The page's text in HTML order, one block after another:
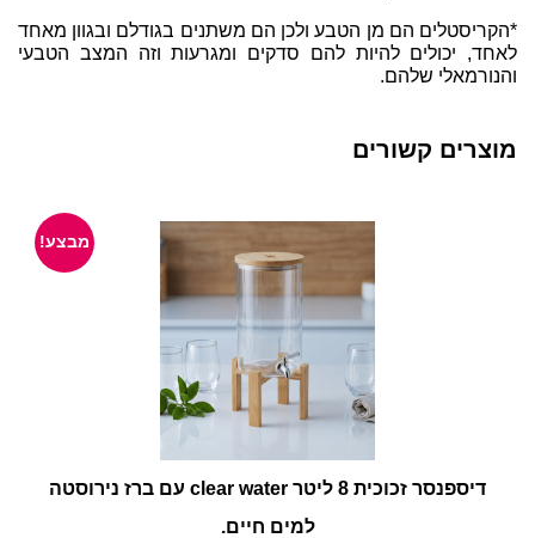
*הקריסטלים הם מן הטבע ולכן הם משתנים בגודלם ובגוון מאחד
לאחד, יכולים להיות להם סדקים ומגרעות וזה המצב הטבעי
והנורמאלי שלהם.
מוצרים קשורים
מבצע!
דיספנסר זכוכית 8 ליטר clear water עם ברז נירוסטה
למים חיים.